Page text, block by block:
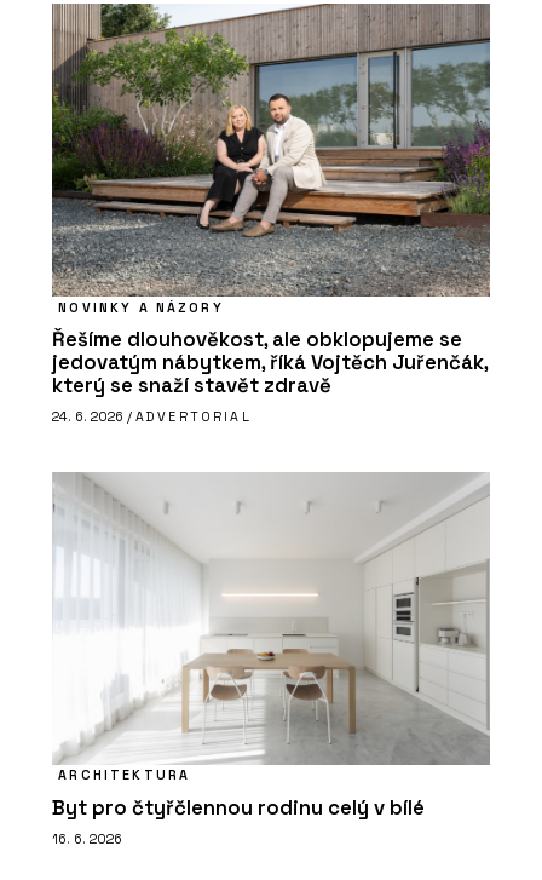
NOVINKY A NÁZORY
Řešíme dlouhověkost, ale obklopujeme se
jedovatým nábytkem, říká Vojtěch Juřenčák,
který se snaží stavět zdravě
24. 6. 2026 / ADVERTORIAL
ARCHITEKTURA
Byt pro čtyřčlennou rodinu celý v bílé
16. 6. 2026